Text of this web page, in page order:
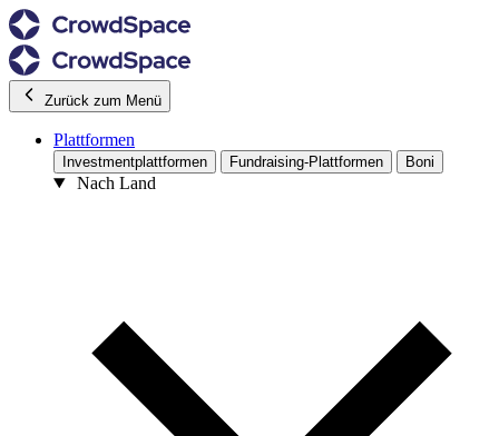
Zurück zum Menü
Plattformen
Investmentplattformen Fundraising-Plattformen Boni
Nach Land